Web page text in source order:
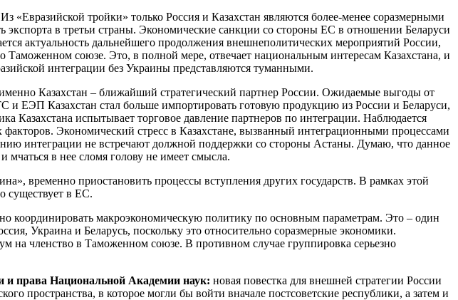
«Евразийской тройки» только Россия и Казахстан являются более-менее соразмерными
в третьи страны. Экономические санкции со стороны ЕС в отношении Беларуси
актуальность дальнейшего продолжения внешнеполитических мероприятий России,
союзе. Это, в полной мере, отвечает национальным интересам Казахстана, и
интеграции без Украины представляются туманными.
Казахстан – ближайший стратегический партнер России. Ожидаемые выгоды от
и ЕЭП Казахстан стал больше импортировать готовую продукцию из России и Беларуси,
Казахстана испытывает торговое давление партнеров по интеграции. Наблюдается
Экономический стресс в Казахстане, вызванный интеграционными процессами
интеграции не встречают должной поддержки со стороны Астаны. Думаю, что данное
мчаться в нее сломя голову не имеет смысла.
временно приостановить процессы вступления других государств. В рамках этой
существует в ЕС.
координировать макроэкономическую политику по основным параметрам. Это – один
Украина и Беларусь, поскольку это относительно соразмерные экономики.
на членство в Таможенном союзе. В противном случае группировка серьезно
и права Национальной Академии наук: новая повестка для внешней стратегии России
пространства, в которое могли бы войти вначале постсоветские республики, а затем и